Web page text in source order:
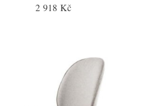
2 918 Kč